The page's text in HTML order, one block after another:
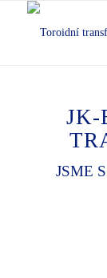
JK-
JSME